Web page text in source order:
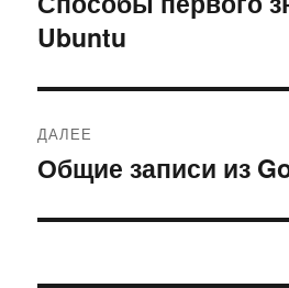
записям
запись:
Ubuntu
ДАЛЕЕ
Следующая
Общие записи из